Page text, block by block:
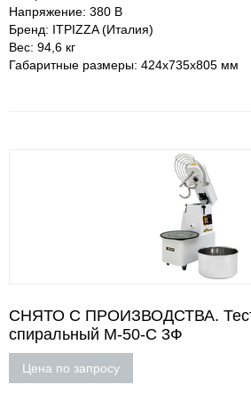
Напряжение: 380 В
Бренд: ITPIZZA (Италия)
Вес: 94,6 кг
Габаритные размеры: 424х735х805 мм
СНЯТО С ПРОИЗВОДСТВА.
спиральный M-50-С 3Ф
Цена по запросу